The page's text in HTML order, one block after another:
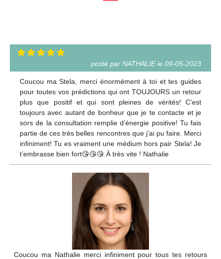
posté par NATHALIE le 09-05-2023
Coucou ma Stela, merci énormément à toi et tes guides
pour toutes vos prédictions qui ont TOUJOURS un retour
plus que positif et qui sont pleines de vérités! C’est
toujours avec autant de bonheur que je te contacte et je
sors de la consultation remplie d’énergie positive! Tu fais
partie de ces très belles rencontres que j’ai pu faire. Merci
infiniment! Tu es vraiment une médium hors pair Stela! Je
t’embrasse bien fort😘😘😘 À très vite ! Nathalie
Coucou ma Nathalie merci infiniment pour tous tes retours